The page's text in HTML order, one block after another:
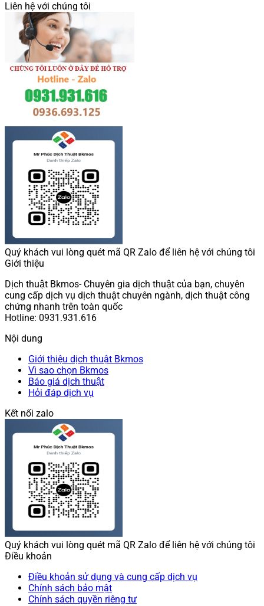
Liên hệ với chúng tôi
Quý khách vui lòng quét mã QR Zalo để liên hệ với chúng tôi
Giới thiệu
Dịch thuật Bkmos- Chuyên gia dịch thuật của bạn, chuyên
cung cấp dịch vụ dịch thuật chuyên ngành, dịch thuật công
chứng nhanh trên toàn quốc
Hotline: 0931.931.616
Nội dung
Giới thiệu dịch thuật Bkmos
Vì sao chọn Bkmos
Báo giá dịch thuật
Hỏi đáp dịch vụ
Kết nối zalo
Quý khách vui lòng quét mã QR Zalo để liên hệ với chúng tôi
Điều khoản
Điều khoản sử dụng và cung cấp dịch vụ
Chính sách bảo mật
Chính sách quyền riêng tư